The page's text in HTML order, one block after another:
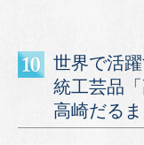
世界で活
統工芸品
高崎だる